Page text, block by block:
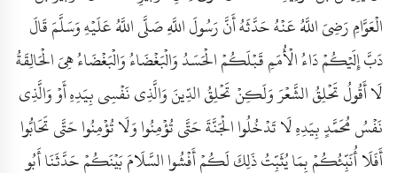
الْعَوَّامِ رَضِيَ اللَّهُ عَنْهُ حَدَّثَهُ أَنَّ رَسُولَ اللَّهِ صَلَّى اللَّهُ عَلَيْهِ وَسَلَّمَ قَالَ
دَبَّ إِلَيْكُمْ دَاءُ الْأُمَمِ قَبْلَكُمْ الْحَسَدُ وَالْبَغْضَاءُ وَالْبَغْضَاءُ هِيَ الْحَالِقَةُ
لَا أَقُولُ تَحْلِقُ الشَّعْرَ وَلَكِنْ تَحْلِقُ الدِّينَ وَالَّذِي نَفْسِي بِيَدِهِ أَوْ وَالَّذِي
نَفْسُ مُحَمَّدٍ بِيَدِهِ لَا تَدْخُلُوا الْجَنَّةَ حَتَّى تُؤْمِنُوا وَلَا تُؤْمِنُوا حَتَّى تَحَابُّوا
أَفَلَا أُنَبِّئُكُمْ بِمَا يُثَبِّتُ ذَلِكَ لَكُمْ أَفْشُوا السَّلَامَ بَيْنَكُمْ حَدَّثَنَا أَبُو